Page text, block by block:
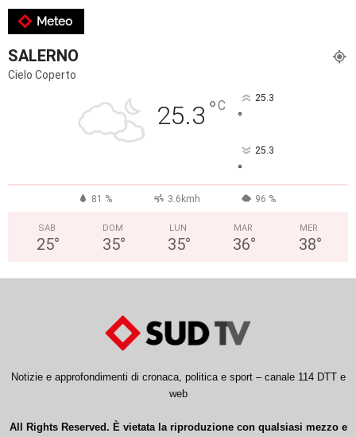
Meteo
SALERNO
Cielo Coperto
25.3 °C 25.3
°
25.3
°
81 % 3.6kmh 96 %
SAB
25°
DOM
35°
LUN
35°
MAR
36°
MER
38°
Notizie e approfondimenti di cronaca, politica e sport – canale 114 DTT e
web
All Rights Reserved. È vietata la riproduzione con qualsiasi mezzo e